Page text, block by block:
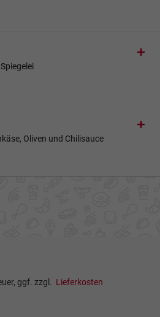
Oliven und Chilisauce
ggf. zzgl. Lieferkosten